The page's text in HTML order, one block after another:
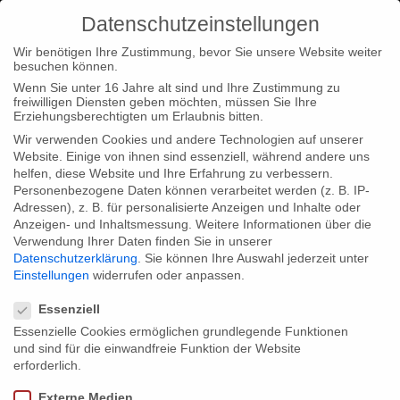
Home Typ|News
Neuer Trailer zum SWR/arte Eventfilm
WAGNERWAHN
Neuer Trailer zum SWR/arte Eventfilm
WAGNERWAHN
“WAGNERWAHN” (Regie: Ralf Pleger) ist als erste Folge
unserer Kulturkrimiserie “Die Kulturakte” bereits im Schnitt und
Datenschutzeinstellungen
Wir benötigen Ihre Zustimmung, bevor Sie unsere Website weiter
besuchen können.
Wenn Sie unter 16 Jahre alt sind und Ihre Zustimmung zu
freiwilligen Diensten geben möchten, müssen Sie Ihre
Erziehungsberechtigten um Erlaubnis bitten.
Wir verwenden Cookies und andere Technologien auf unserer
Website. Einige von ihnen sind essenziell, während andere uns
helfen, diese Website und Ihre Erfahrung zu verbessern.
Personenbezogene Daten können verarbeitet werden (z. B. IP-
Adressen), z. B. für personalisierte Anzeigen und Inhalte oder
Anzeigen- und Inhaltsmessung. Weitere Informationen über die
Verwendung Ihrer Daten finden Sie in unserer
Datenschutzerklärung
Sie können Ihre Auswahl jederzeit unter
Einstellungen widerrufen oder anpassen.
Essenziell
Essenzielle Cookies ermöglichen grundlegende Funktionen
und sind für die einwandfreie Funktion der Website
erforderlich.